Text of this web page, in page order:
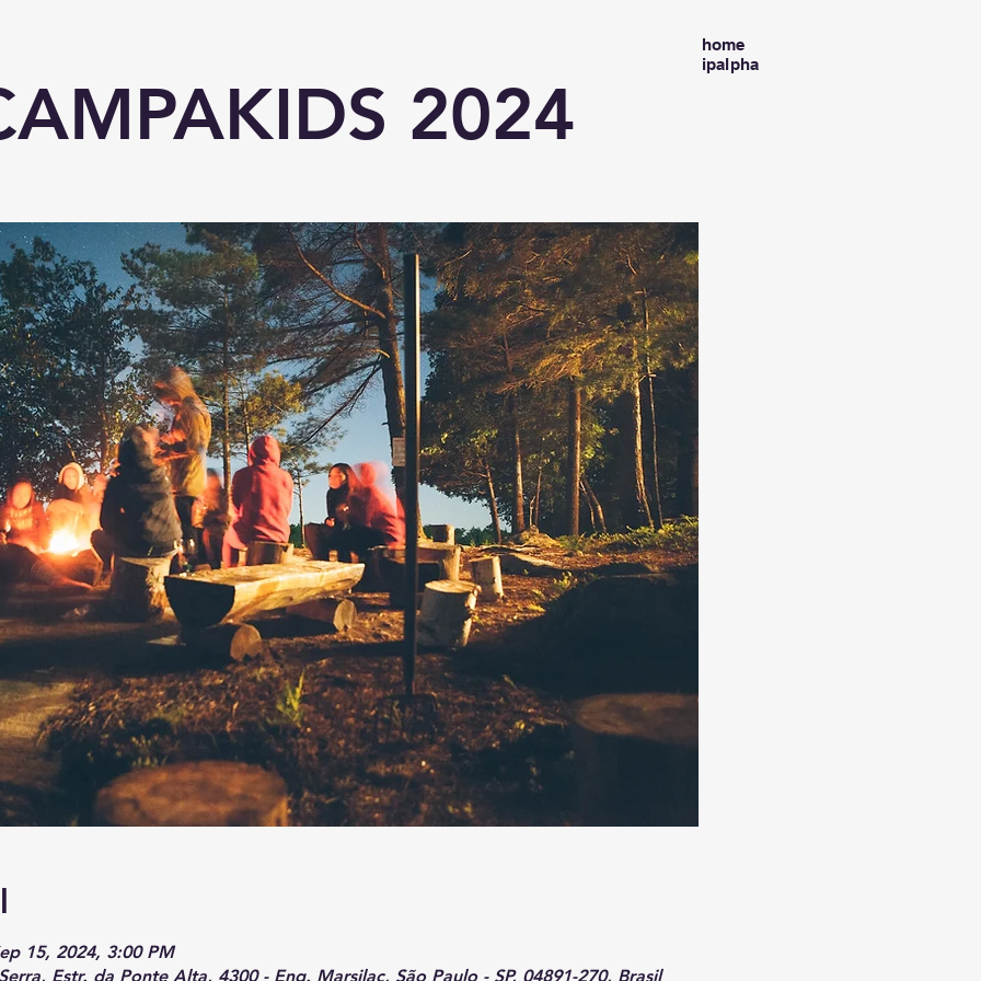
2024
15, 2024, 3:00 PM
Estr. da Ponte Alta, 4300 - Eng. Marsilac, São Paulo - SP, 04891-270, Brasil
home
ipalpha